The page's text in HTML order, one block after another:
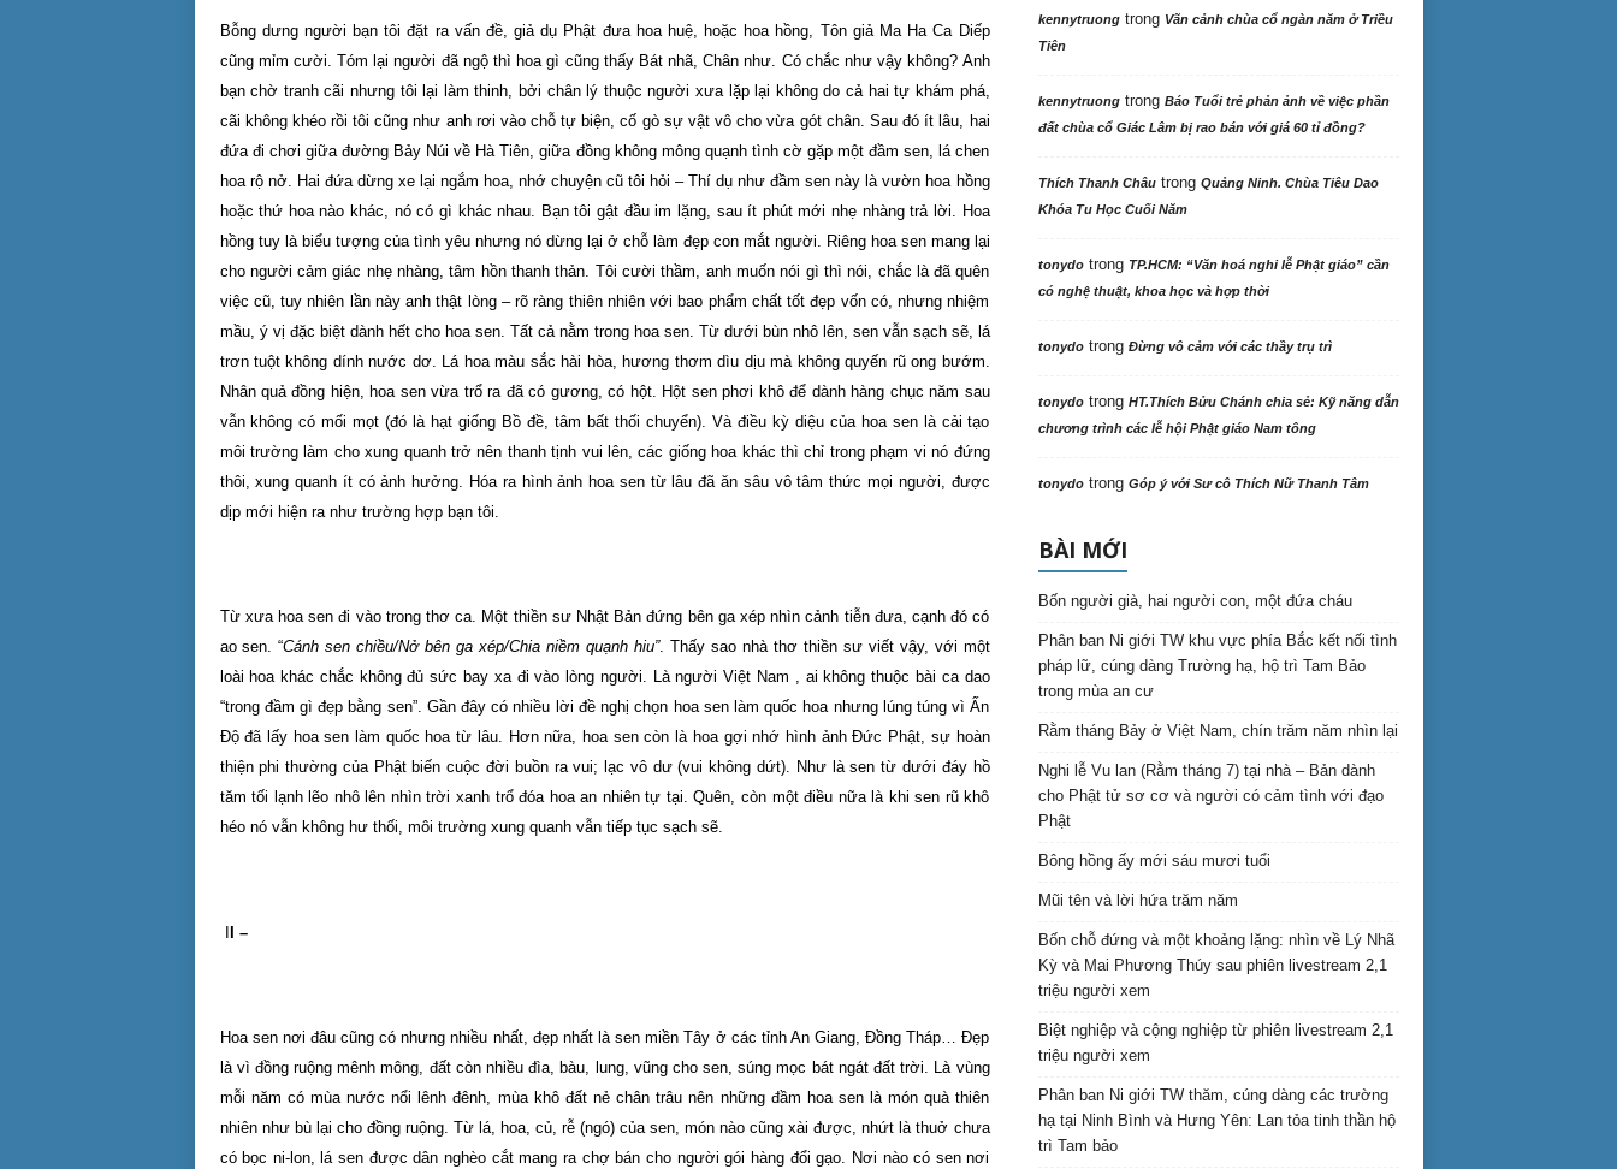
Bỗng dưng người bạn tôi đặt ra vấn đề, giả dụ Phật đưa hoa huệ, hoặc hoa hồng, Tôn giả Ma Ha Ca Diếp
cũng mỉm cười. Tóm lại người đã ngộ thì hoa gì cũng thấy Bát nhã, Chân như. Có chắc như vậy không? Anh
bạn chờ tranh cãi nhưng tôi lại làm thinh, bởi chân lý thuộc người xưa lặp lại không do cả hai tự khám phá,
cãi không khéo rồi tôi cũng như anh rơi vào chỗ tự biện, cố gò sự vật vô cho vừa gót chân. Sau đó ít lâu, hai
đứa đi chơi giữa đường Bảy Núi về Hà Tiên, giữa đồng không mông quạnh tình cờ gặp một đầm sen, lá chen
hoa rộ nở. Hai đứa dừng xe lại ngắm hoa, nhớ chuyện cũ tôi hỏi – Thí dụ như đầm sen này là vườn hoa hồng
hoặc thứ hoa nào khác, nó có gì khác nhau. Bạn tôi gật đầu im lặng, sau ít phút mới nhẹ nhàng trả lời. Hoa
hồng tuy là biểu tượng của tình yêu nhưng nó dừng lại ở chỗ làm đẹp con mắt người. Riêng hoa sen mang lại
cho người cảm giác nhẹ nhàng, tâm hồn thanh thản. Tôi cười thầm, anh muốn nói gì thì nói, chắc là đã quên
việc cũ, tuy nhiên lần này anh thật lòng – rõ ràng thiên nhiên với bao phẩm chất tốt đẹp vốn có, nhưng nhiệm
mầu, ý vị đặc biệt dành hết cho hoa sen. Tất cả nằm trong hoa sen. Từ dưới bùn nhô lên, sen vẫn sạch sẽ, lá
trơn tuột không dính nước dơ. Lá hoa màu sắc hài hòa, hương thơm dìu dịu mà không quyến rũ ong bướm.
Nhân quả đồng hiện, hoa sen vừa trổ ra đã có gương, có hột. Hột sen phơi khô để dành hàng chục năm sau
vẫn không có mối mọt (đó là hạt giống Bồ đề, tâm bất thối chuyển). Và điều kỳ diệu của hoa sen là cải tạo
môi trường làm cho xung quanh trở nên thanh tịnh vui lên, các giống hoa khác thì chỉ trong phạm vi nó đứng
thôi, xung quanh ít có ảnh hưởng. Hóa ra hình ảnh hoa sen từ lâu đã ăn sâu vô tâm thức mọi người, được
dịp mới hiện ra như trường hợp bạn tôi.
Từ xưa hoa sen đi vào trong thơ ca. Một thiền sư Nhật Bản đứng bên ga xép nhìn cảnh tiễn đưa, cạnh đó có
ao sen. “Cánh sen chiều/Nở bên ga xép/Chia niềm quạnh hiu”. Thấy sao nhà thơ thiền sư viết vậy, với một
loài hoa khác chắc không đủ sức bay xa đi vào lòng người. Là người Việt Nam , ai không thuộc bài ca dao
“trong đầm gì đẹp bằng sen”. Gần đây có nhiều lời đề nghị chọn hoa sen làm quốc hoa nhưng lúng túng vì Ấn
Độ đã lấy hoa sen làm quốc hoa từ lâu. Hơn nữa, hoa sen còn là hoa gợi nhớ hình ảnh Đức Phật, sự hoàn
thiện phi thường của Phật biến cuộc đời buồn ra vui; lạc vô dư (vui không dứt). Như là sen từ dưới đáy hồ
tăm tối lạnh lẽo nhô lên nhìn trời xanh trổ đóa hoa an nhiên tự tại. Quên, còn một điều nữa là khi sen rũ khô
héo nó vẫn không hư thối, môi trường xung quanh vẫn tiếp tục sạch sẽ.
I –
Hoa sen nơi đâu cũng có nhưng nhiều nhất, đẹp nhất là sen miền Tây ở các tỉnh An Giang, Đồng Tháp… Đẹp
là vì đồng ruộng mênh mông, đất còn nhiều đìa, bàu, lung, vũng cho sen, súng mọc bát ngát đất trời. Là vùng
mỗi năm có mùa nước nổi lênh đênh, mùa khô đất nẻ chân trâu nên những đầm hoa sen là món quà thiên
nhiên như bù lại cho đồng ruộng. Từ lá, hoa, củ, rễ (ngó) của sen, món nào cũng xài được, nhứt là thuở chưa
có bọc ni-lon, lá sen được dân nghèo cắt mang ra chợ bán cho người gói hàng đổi gạo. Nơi nào có sen nơi
kennytruongtrong Vãn cảnh chùa cổ ngàn năm ở Triều
Tiên
kennytruongtrong Báo Tuổi trẻ phản ảnh về việc phần
đất chùa cổ Giác Lâm bị rao bán với giá 60 tỉ đồng?
Thích Thanh Châutrong Quảng Ninh. Chùa Tiêu Dao
Khóa Tu Học Cuối Năm
tonydotrong TP.HCM: “Văn hoá nghi lễ Phật giáo” cần
có nghệ thuật, khoa học và hợp thời
tonydotrong Đừng vô cảm với các thầy trụ trì
tonydotrong HT.Thích Bửu Chánh chia sẻ: Kỹ năng dẫn
chương trình các lễ hội Phật giáo Nam tông
tonydotrong Góp ý với Sư cô Thích Nữ Thanh Tâm
BÀI MỚI
Bốn người già, hai người con, một đứa cháu
Phân ban Ni giới TW khu vực phía Bắc kết nối tình
pháp lữ, cúng dàng Trường hạ, hộ trì Tam Bảo
trong mùa an cư
Rằm tháng Bảy ở Việt Nam, chín trăm năm nhìn lại
Nghi lễ Vu lan (Rằm tháng 7) tại nhà – Bản dành
cho Phật tử sơ cơ và người có cảm tình với đạo
Phật
Bông hồng ấy mới sáu mươi tuổi
Mũi tên và lời hứa trăm năm
Bốn chỗ đứng và một khoảng lặng: nhìn về Lý Nhã
Kỳ và Mai Phương Thúy sau phiên livestream 2,1
triệu người xem
Biệt nghiệp và cộng nghiệp từ phiên livestream 2,1
triệu người xem
Phân ban Ni giới TW thăm, cúng dàng các trường
hạ tại Ninh Bình và Hưng Yên: Lan tỏa tinh thần hộ
trì Tam bảo